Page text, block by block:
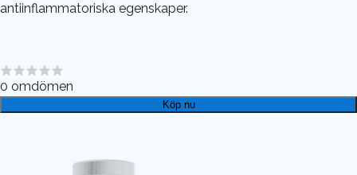
antiinflammatoriska egenskaper.
0 omdömen
Köp nu